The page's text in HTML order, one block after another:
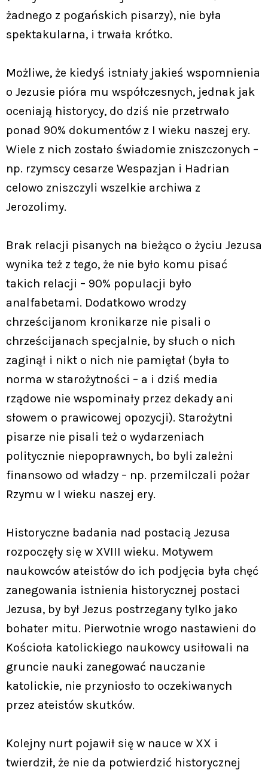
żadnego z pogańskich pisarzy), nie była
spektakularna, i trwała krótko.
Możliwe, że kiedyś istniały jakieś wspomnienia
o Jezusie pióra mu współczesnych, jednak jak
oceniają historycy, do dziś nie przetrwało
ponad 90% dokumentów z I wieku naszej ery.
Wiele z nich zostało świadomie zniszczonych –
np. rzymscy cesarze Wespazjan i Hadrian
celowo zniszczyli wszelkie archiwa z
Jerozolimy.
Brak relacji pisanych na bieżąco o życiu Jezusa
wynika też z tego, że nie było komu pisać
takich relacji – 90% populacji było
analfabetami. Dodatkowo wrodzy
chrześcijanom kronikarze nie pisali o
chrześcijanach specjalnie, by słuch o nich
zaginął i nikt o nich nie pamiętał (była to
norma w starożytności – a i dziś media
rządowe nie wspominały przez dekady ani
słowem o prawicowej opozycji). Starożytni
pisarze nie pisali też o wydarzeniach
politycznie niepoprawnych, bo byli zależni
finansowo od władzy – np. przemilczali pożar
Rzymu w I wieku naszej ery.
Historyczne badania nad postacią Jezusa
rozpoczęły się w XVIII wieku. Motywem
naukowców ateistów do ich podjęcia była chęć
zanegowania istnienia historycznej postaci
Jezusa, by był Jezus postrzegany tylko jako
bohater mitu. Pierwotnie wrogo nastawieni do
Kościoła katolickiego naukowcy usiłowali na
gruncie nauki zanegować nauczanie
katolickie, nie przyniosło to oczekiwanych
przez ateistów skutków.
Kolejny nurt pojawił się w nauce w XX i
twierdził, że nie da potwierdzić historycznej